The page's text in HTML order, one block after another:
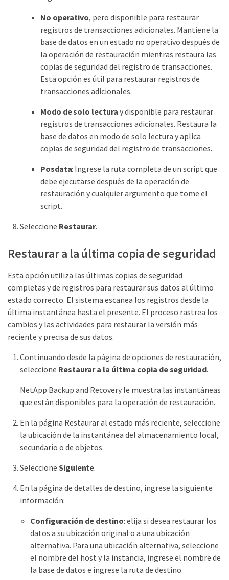
No operativo, pero disponible para restaurar
registros de transacciones adicionales. Mantiene la
base de datos en un estado no operativo después de
la operación de restauración mientras restaura las
copias de seguridad del registro de transacciones.
Esta opción es útil para restaurar registros de
transacciones adicionales.
Modo de solo lectura y disponible para restaurar
registros de transacciones adicionales. Restaura la
base de datos en modo de solo lectura y aplica
copias de seguridad del registro de transacciones.
Posdata: Ingrese la ruta completa de un script que
debe ejecutarse después de la operación de
restauración y cualquier argumento que tome el
script.
Seleccione Restaurar.
Restaurar a la última copia de seguridad
Esta opción utiliza las últimas copias de seguridad
completas y de registros para restaurar sus datos al último
estado correcto. El sistema escanea los registros desde la
última instantánea hasta el presente. El proceso rastrea los
cambios y las actividades para restaurar la versión más
reciente y precisa de sus datos.
Continuando desde la página de opciones de restauración,
seleccione Restaurar a la última copia de seguridad.
NetApp Backup and Recovery le muestra las instantáneas
que están disponibles para la operación de restauración.
En la página Restaurar al estado más reciente, seleccione
la ubicación de la instantánea del almacenamiento local,
secundario o de objetos.
Seleccione Siguiente.
En la página de detalles de destino, ingrese la siguiente
información:
Configuración de destino: elija si desea restaurar los
datos a su ubicación original o a una ubicación
alternativa. Para una ubicación alternativa, seleccione
el nombre del host y la instancia, ingrese el nombre de
la base de datos e ingrese la ruta de destino.